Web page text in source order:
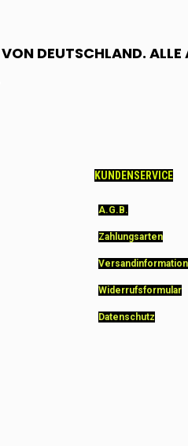
VON DEUTSCHLAND.
KUNDENSERVICE
A.G.B.
Zahlungsarten
Widerrufsformular
Datenschutz